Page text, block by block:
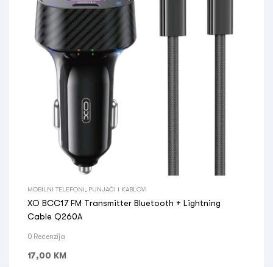
MOBILNI TELEFONI PUNJAČI I KABLOVI
XO BCC17 FM Transmitter Bluetooth + Lightning
Cable Q260A
0 Recenzija
17,00 KM